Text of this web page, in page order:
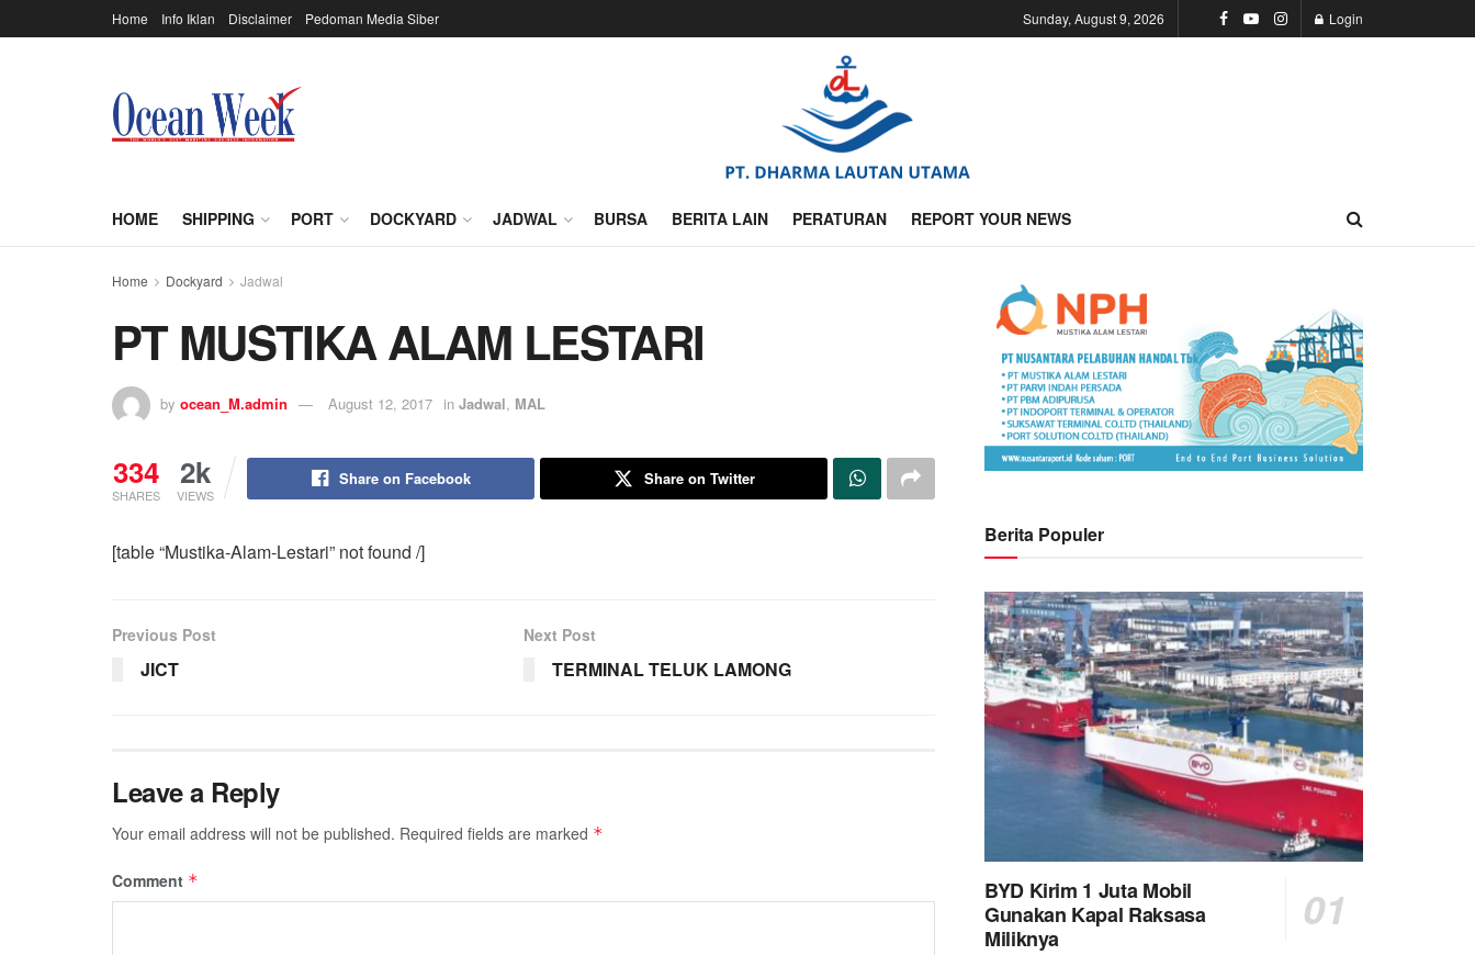
Home Info Iklan Disclaimer Pedoman Media Siber Sunday, August 9, 2026 Login
HOME SHIPPING PORT DOCKYARD JADWAL BURSA BERITA LAIN PERATURAN REPORT YOUR NEWS
Home Dockyard Jadwal
PT MUSTIKA ALAM LESTARI
by ocean_M.admin August 12, 2017 in Jadwal, MAL
334
SHARES
2k
VIEWS
Share on Facebook Share on Twitter
[table “Mustika-Alam-Lestari” not found /]
Previous Post
JICT
Next Post
TERMINAL TELUK LAMONG
Leave a Reply
Your email address will not be published. Required fields are marked *
Comment *
Berita Populer
BYD Kirim 1 Juta Mobil
Gunakan Kapal Raksasa
Miliknya